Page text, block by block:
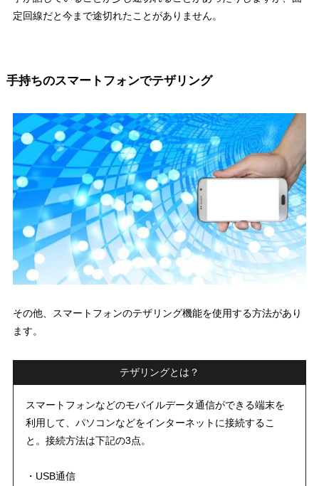
定回線だと今まで途切れたことがありません。
手持ちのスマートフォンでテザリング
その他、 スマートフォンのテザリング機能を使用する方法があり
ます。
テザリングとは？
スマートフォンなどのモバイルデータ通信ができる端末を
利用して、パソコンなどをインターネットに接続するこ
と。接続方法は下記の3点。
・USB通信